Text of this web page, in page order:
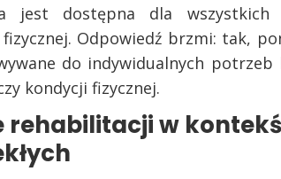
jest dostępna dla
Odpowiedź brzmi: tak,
do indywidualnych potrzeb
kondycji fizycznej.
rehabilitacji w